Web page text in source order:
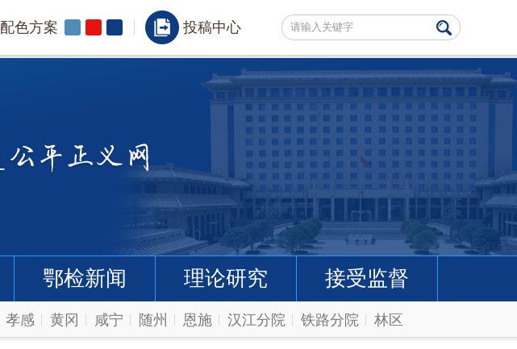
配色方案 投稿中心
鄂检新闻 理论研究 接受监督
孝感 黄冈 咸宁 随州 恩施 汉江分院 铁路分院 林区